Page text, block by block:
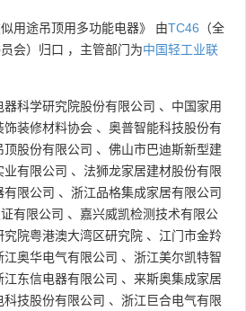
用途吊顶用多功能电器》 由TC46 （全
会）归口 ，主管部门为中国轻工业联
器科学研究院股份有限公司 、 中国家用
饰装修材料协会 、 奥普智能科技股份有
股份有限公司 、 佛山市巴迪斯新型建
业有限公司 、 法狮龙家居建材股份有限
有限公司 、 浙江品格集成家居有限公司
有限公司 、 嘉兴威凯检测技术有限公
究院粤港澳大湾区研究院 、 江门市金羚
江奥华电气有限公司 、 浙江美尔凯特智
江东信电器有限公司 、 来斯奥集成家居
科技股份有限公司 、 浙江巨合电气有限